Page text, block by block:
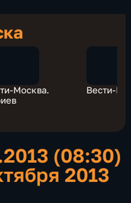
Москва.
Вести-
(08:30)
2013